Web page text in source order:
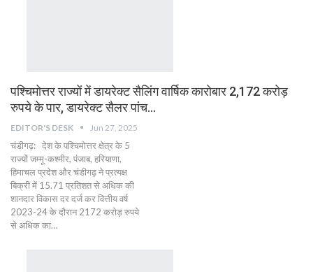
पश्चिमोत्तर राज्यों में डायरेक्ट सैलिंग वार्षिक कारोबार 2,172 करोड़
रुपये के पार, डायरेक्ट सैलर पांच…
EDITOR'S DESK Jun 27, 2025
चंडीगढ़: देश के पश्चिमोत्तर क्षेत्र के 5
राज्यों जम्मू-कश्मीर, पंजाब, हरियाणा,
हिमाचल प्रदेश और चंडीगढ़ ने प्रत्यक्ष
बिक्री में 15.71 प्रतिशत से अधिक की
शानदार विकास दर दर्ज कर वित्तीय वर्ष
2023-24 के दौरान 2172 करोड़ रुपये
से अधिक का…